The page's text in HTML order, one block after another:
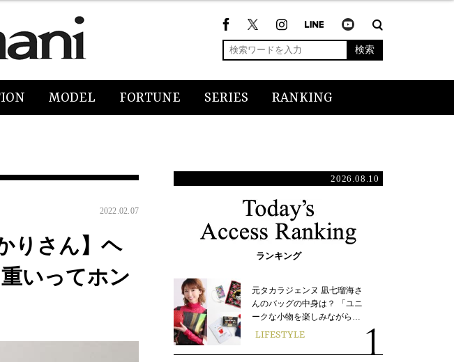
検索
MODEL FORTUNE SERIES RANKING
2022.02.07
りさん】ヘ
いってホン
2026.08.10
ランキング
元タカラジェンヌ 凪七瑠海さ
んのバッグの中身は？ 「ユニ
ークな小物を楽しみながら…
LIFESTYLE